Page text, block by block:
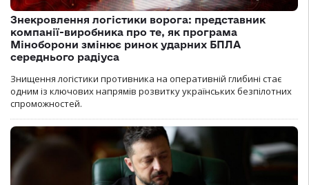
Знекровлення логістики ворога: представник
компанії-виробника про те, як програма
Міноборони змінює ринок ударних БПЛА
середнього радіуса
Знищення логістики противника на оперативній глибині стає
одним із ключових напрямів розвитку українських безпілотних
спроможностей.